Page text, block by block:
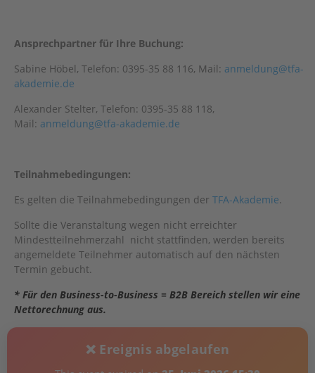
Ansprechpartner für Ihre Buchung:
Sabine Höbel, Telefon: 0395-35 88 116, Mail: anmeldung@tfa-
akademie.de
Alexander Stelter, Telefon: 0395-35 88 118,
Mail: anmeldung@tfa-akademie.de
Teilnahmebedingungen:
Es gelten die Teilnahmebedingungen der TFA-Akademie.
Sollte die Veranstaltung wegen nicht erreichter
Mindestteilnehmerzahl nicht stattfinden, werden bereits
angemeldete Teilnehmer automatisch auf den nächsten
Termin gebucht.
* Für den Business-to-Business = B2B Bereich stellen wir eine
Nettorechnung aus.
❌ Ereignis abgelaufen